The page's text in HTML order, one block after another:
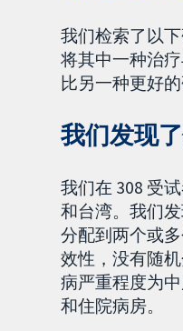
我们检索了以
将其中一种治
比另一种更好的
我们发现
我们在 308 受
和台湾。我们
分配到两个或
效性，没有随
病严重程度为
和住院病房。